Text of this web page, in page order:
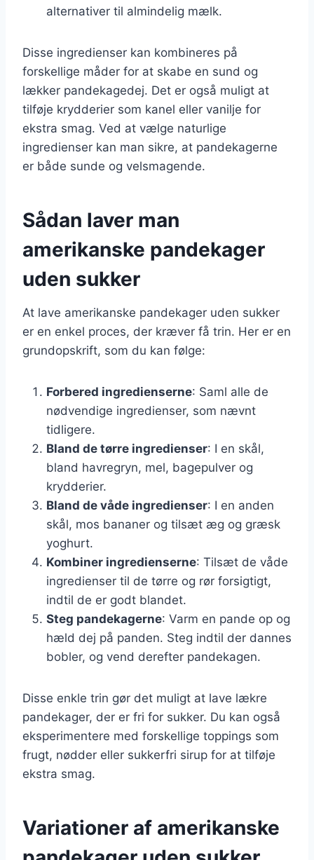
alternativer til almindelig mælk.
Disse ingredienser kan kombineres på
forskellige måder for at skabe en sund og
lækker pandekagedej. Det er også muligt at
tilføje krydderier som kanel eller vanilje for
ekstra smag. Ved at vælge naturlige
ingredienser kan man sikre, at pandekagerne
er både sunde og velsmagende.
Sådan laver man
amerikanske pandekager
uden sukker
At lave amerikanske pandekager uden sukker
er en enkel proces, der kræver få trin. Her er en
grundopskrift, som du kan følge:
Forbered ingredienserne: Saml alle de
nødvendige ingredienser, som nævnt
tidligere.
Bland de tørre ingredienser: I en skål,
bland havregryn, mel, bagepulver og
krydderier.
Bland de våde ingredienser: I en anden
skål, mos bananer og tilsæt æg og græsk
yoghurt.
Kombiner ingredienserne: Tilsæt de våde
ingredienser til de tørre og rør forsigtigt,
indtil de er godt blandet.
Steg pandekagerne: Varm en pande op og
hæld dej på panden. Steg indtil der dannes
bobler, og vend derefter pandekagen.
Disse enkle trin gør det muligt at lave lækre
pandekager, der er fri for sukker. Du kan også
eksperimentere med forskellige toppings som
frugt, nødder eller sukkerfri sirup for at tilføje
ekstra smag.
Variationer af amerikanske